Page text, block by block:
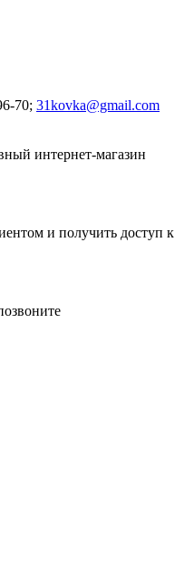
70; 31kovka@gmail.com
интернет-магазин
и получить доступ к